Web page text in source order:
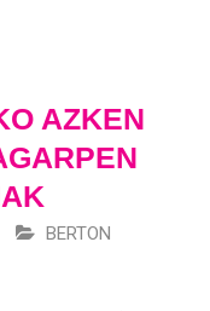
AZKEN
BERTON